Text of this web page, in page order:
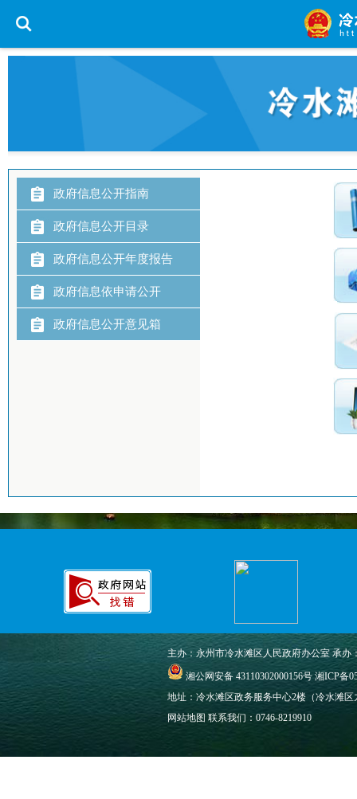
您现在所在的位置 : 政务信息公开意见箱> 政务
政府信息公开指南
政府信息公开目录
政府信息公开年度报告
政府信息依申请公开
政府信息公开意见箱
主办：永州市冷水滩区人民政府办公室 承
湘公网安备 43110302000156号 湘ICP备
地址：冷水滩区政务服务中心2楼（冷水滩
网站地图 联系我们：0746-8219910